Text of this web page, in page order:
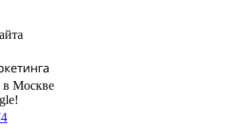
в Москве